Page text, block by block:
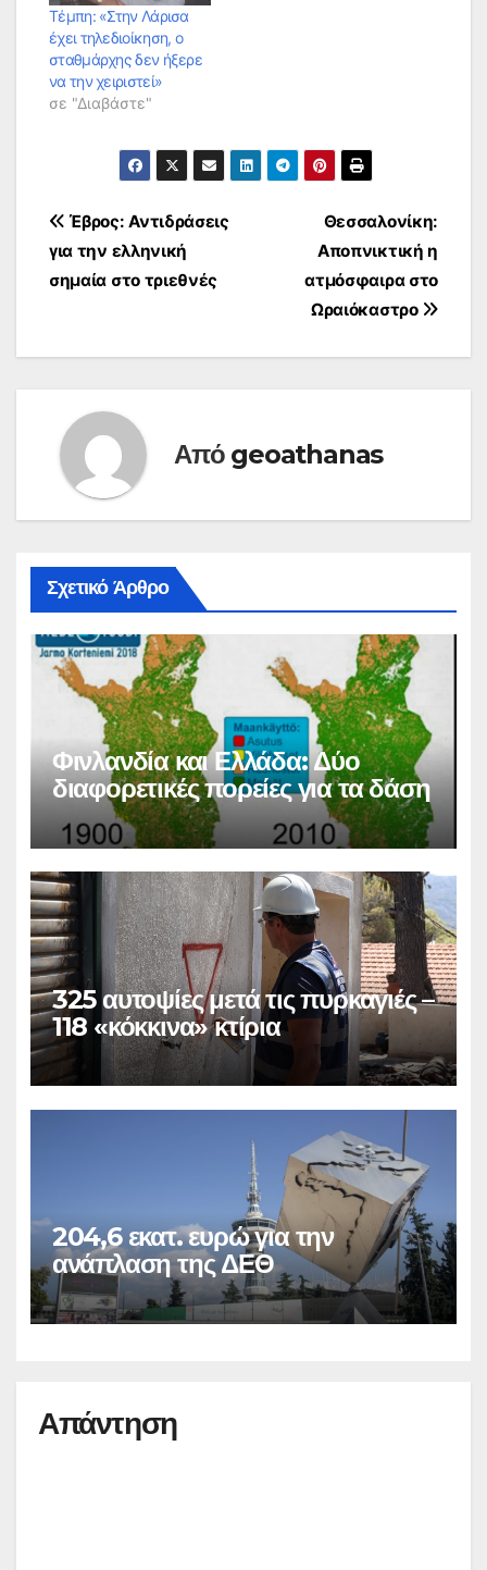
Τέμπη: «Στην Λάρισα
έχει τηλεδιοίκηση, ο
σταθμάρχης δεν ήξερε
να την χειριστεί»
σε "Διαβάστε"
Πλοήγηση
άρθρων
Θεσσαλονίκη:
Αποπνικτική η
ατμόσφαιρα στο
Ωραιόκαστρο
Έβρος: Αντιδράσεις
για την ελληνική
σημαία στο τριεθνές
Από geoathanas
Σχετικό Άρθρο
Φινλανδία και Ελλάδα: Δύο
διαφορετικές πορείες για τα δάση
325 αυτοψίες μετά τις πυρκαγιές –
118 «κόκκινα» κτίρια
204,6 εκατ. ευρώ για την
ανάπλαση της ΔΕΘ
Απάντηση